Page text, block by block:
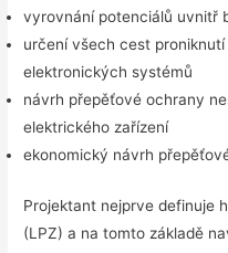
vyrovnání potenciálů uvnitř
určení všech cest
elektronických systémů
návrh přepěťové ochrany
elektrického zařízení
ekonomický návrh
Projektant nejprve definuje
(LPZ) a na tomto základě